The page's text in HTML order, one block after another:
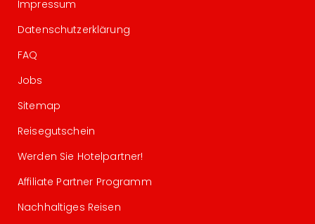
Impressum
Datenschutzerklärung
FAQ
Jobs
Sitemap
Reisegutschein
Werden Sie Hotelpartner!
Affiliate Partner Programm
Nachhaltiges Reisen